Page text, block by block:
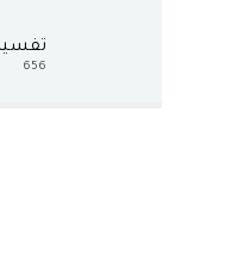
656